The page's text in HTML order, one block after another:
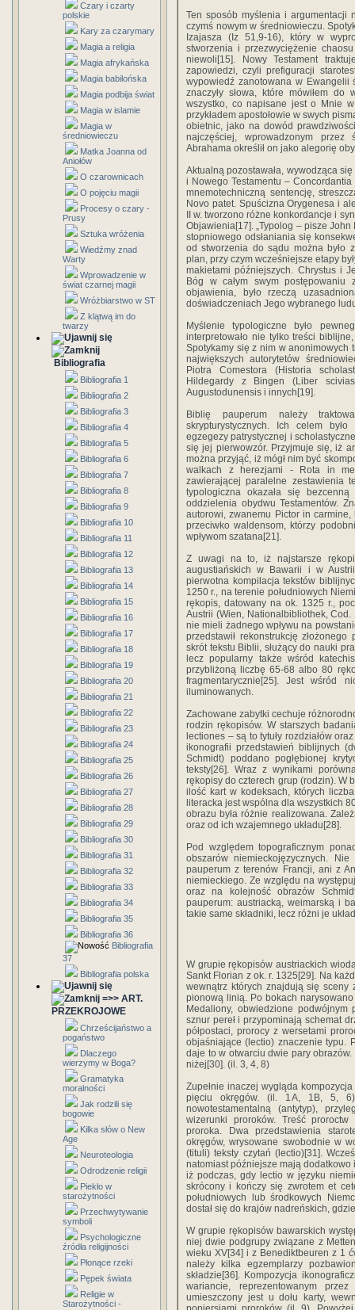
Czary i czarty
polskie
Kary za czarymary
Magia a religia
Magia afrykańska
Magia babilońska
Magia podbija świat
Magia w islamie
Magia w
średniowieczu
Matka Joanna od
Aniołów
O czarownicach
O pojęciu magii
Procesy o czary -
Prusy
Sztuka wróżenia
Wiedźmy znad
Warty
Wprowadzenie w
świat czarnej magii
Wróżbiarstwo w ST
Z klątwą im do
twarzy
Bibliografia
Bibliografia 1
Bibliografia 2
Bibliografia 3
Bibliografia 4
Bibliografia 5
Bibliografia 6
Bibliografia 7
Bibliografia 8
Bibliografia 9
Bibliografia 10
Bibliografia 11
Bibliografia 12
Bibliografia 13
Bibliografia 14
Bibliografia 15
Bibliografia 16
Bibliografia 17
Bibliografia 18
Bibliografia 19
Bibliografia 20
Bibliografia 21
Bibliografia 22
Bibliografia 23
Bibliografia 24
Bibliografia 25
Bibliografia 26
Bibliografia 27
Bibliografia 28
Bibliografia 29
Bibliografia 30
Bibliografia 31
Bibliografia 32
Bibliografia 33
Bibliografia 34
Bibliografia 35
Bibliografia 36
Bibliografia
37
Bibliografia polska
=>> ART.
PRZEKROJOWE
Chrześcijaństwo a
pogaństwo
Dlaczego
wierzymy w Boga?
Gramatyka
moralności
Jak rodzili się
bogowie
Kilka słów o New
Age
Neuroteologia
Odrodzenie religii
Piekło w
starożytności
Przechwytywanie
symboli
Psychologiczne
źródła religijności
Płonące rzeki
Pępek świata
Religie w
Starożytności -
Ten sposób myślenia i argumentacji
czymś nowym w średniowieczu.
Izajasza (Iz 51,9-16), który w
stworzenia i przezwyciężenie
niewoli[15]. Nowy Testament
zapowiedzi, czyli prefiguracji
wypowiedź zanotowana w Ewangelii
znaczyły słowa, które mówiłem
wszystko, co napisane jest o Mnie
przykładem apostołowie w swych
obietnic, jako na dowód
najczęściej, wprowadzonym przez
Abrahama określił on jako alegorię
Aktualną pozostawała, wywodząca
i Nowego Testamentu –
mnemotechniczną sentencję,
Novo patet. Spuścizna Orygenesa i
II w. tworzono różne konkordancje i
Objawienia[17]. „Typolog – pisze
stopniowego odsłaniania się
od stworzenia do sądu można było
plan, przy czym wcześniejsze etapy
makietami późniejszych. Chrystus i
Bóg w całym swym postępowaniu
objawienia, było rzeczą
doświadczeniach Jego wybranego
Myślenie typologiczne było
interpretowało nie tylko treści
Spotykamy się z nim w anonimowych
największych autorytetów
Piotra Comestora (Historia
Hildegardy z Bingen (Liber
Augustodunensis i innych[19].
Biblię pauperum należy
skrypturystycznych. Ich celem
egzegezy patrystycznej i
się jej pierwowzór. Przyjmuje się, iż
można przyjąć, iż mógł nim być
walkach z herezjami - Rota in
zawierającej paralelne zestawienia
typologiczna okazała się
oddzielenia obydwu Testamentów.
autorowi, zwanemu Pictor in
przeciwko waldensom, którzy
wpływom szatana[21].
Z uwagi na to, iż najstarsze
augustiańskich w Bawarii i w
pierwotna kompilacja tekstów
1250 r., na terenie południowych
rękopis, datowany na ok. 1325 r.,
Austrii (Wien, Nationalbibliothek,
nie mieli żadnego wpływu na
przedstawił rekonstrukcję
skrót tekstu Biblii, służący do nauki
lecz popularny także wśród
przybliżoną liczbę 65-68 albo 80
fragmentarycznie[25]. Jest wśród
iluminowanych.
Zachowane zabytki cechuje
rodzin rękopisów. W starszych
lectiones – są to tytuły rozdziałów
ikonografii przedstawień biblijnych
Schmidt) poddano pogłębionej
teksty[26]. Wraz z wynikami
rękopisy do czterech grup (rodzin). W
ilość kart w kodeksach, których
literacka jest wspólna dla wszystkich
obrazu była różnie realizowana.
oraz od ich wzajemnego układu[28].
Pod względem topograficznym
obszarów niemieckojęzycznych.
pauperum z terenów Francji, ani z
niemieckiego. Ze względu na
oraz na kolejność obrazów
pauperum: austriacką, weimarską i
takie same składniki, lecz różni je
W grupie rękopisów austriackich
Sankt Florian z ok. r. 1325[29]. Na
wewnątrz których znajdują się sceny
pionową linią. Po bokach
Medaliony, obwiedzione
sznur pereł i przypominają schemat
półpostaci, prorocy z wersetami
objaśniające (lectio) znaczenie typu.
daje to w otwarciu dwie pary
niżej[30]. (il. 3, 4, 8)
Zupełnie inaczej wygląda
pięciu okręgów. (il. 1A, 1B, 5, 6)
nowotestamentalną (antytyp),
wizerunki proroków. Treść
proroka. Dwa przedstawienia
okręgów, wrysowane swobodnie w
(tituli) teksty czytań (lectio)[31].
natomiast późniejsze mają dodatkowo
iż podczas, gdy lectio w języku
skrócony i kończy się zwrotem et
południowych lub środkowych
dostał się do krajów nadreńskich,
W grupie rękopisów bawarskich
niej dwie podgrupy związane z
wieku XV[34] i z Benediktbeuren z 1
należy kilka egzemplarzy
składzie[36]. Kompozycja
wariancie, reprezentowanym
umieszczony jest u dołu karty,